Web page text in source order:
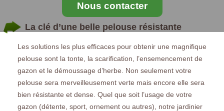
Nous contacter
La clé d’une belle pelouse résistante
Les solutions les plus efficaces pour obtenir une magnifique
pelouse sont la tonte, la scarification, l’ensemencement de
gazon et le démoussage d’herbe. Non seulement votre
pelouse sera merveilleusement verte mais encore elle sera
bien résistante et dense. Quel que soit l’usage de votre
gazon (détente, sport, ornement ou autres), notre jardinier